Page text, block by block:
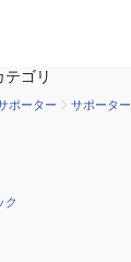
ゴリ
ポーター サポーター
ク